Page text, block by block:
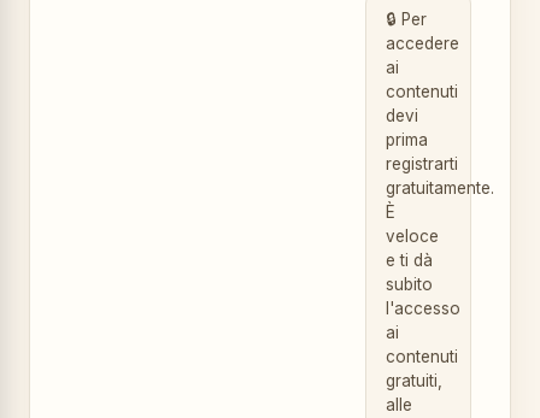
🔒 Per
accedere
ai
contenuti
devi
prima
registrarti
gratuitamente.
È
veloce
e ti dà
subito
l'accesso
ai
contenuti
gratuiti,
alle